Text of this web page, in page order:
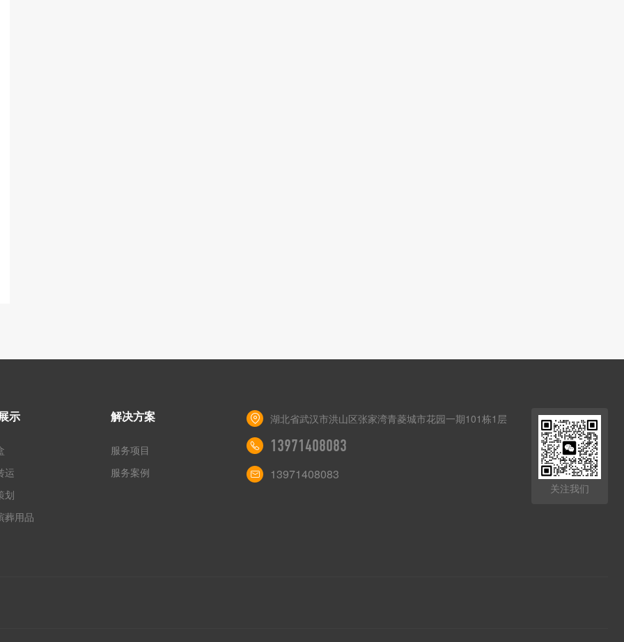
示
运
划
葬用品
解决方案
服务项目
服务案例
湖北省武汉市洪山区张家湾青菱城市花园一期101栋1层
13971408083
13971408083
关注我们